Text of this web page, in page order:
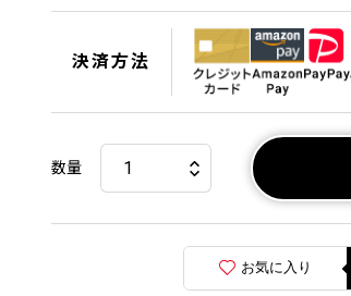
決済方法
数量
お気に入り